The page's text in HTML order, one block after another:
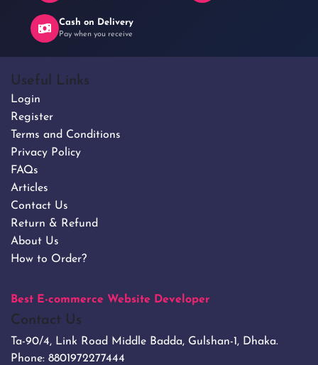
Cash on Delivery
Pay when you receive
Useful Links
Login
Register
Terms and Conditions
Privacy Policy
FAQs
Articles
Contact Us
Return & Refund
About Us
How to Order?
Best E-commerce Website Developer
Contact Us
Ta-90/4, Link Road Middle Badda, Gulshan-1, Dhaka.
Phone: 8801972277444